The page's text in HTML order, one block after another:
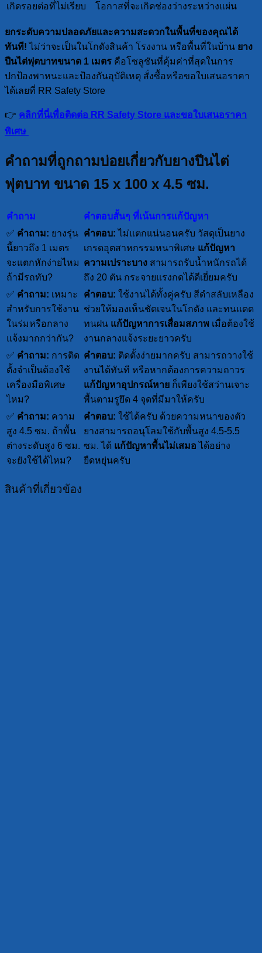
เกิดรอยต่อที่ไม่เรียบ
โอกาสที่จะเกิดช่องว่างระหว่างแผ่น
ยกระดับความปลอดภัยและความสะดวกในพื้นที่ของคุณได้
ทันที! ไม่ว่าจะเป็นในโกดังสินค้า โรงงาน หรือพื้นที่ในบ้าน ยาง
ปีนไต่ฟุตบาทขนาด 1 เมตร คือโซลูชันที่คุ้มค่าที่สุดในการ
ปกป้องพาหนะและป้องกันอุบัติเหตุ สั่งซื้อหรือขอใบเสนอราคา
ได้เลยที่ RR Safety Store
👉 คลิกที่นี่เพื่อติดต่อ RR Safety Store และขอใบเสนอราคา
พิเศษ
คำถามที่ถูกถามบ่อยเกี่ยวกับยางปีนไต่
ฟุตบาท ขนาด 15 x 100 x 4.5 ซม.
คำถาม
คำตอบสั้นๆ ที่เน้นการแก้ปัญหา
✅ คำถาม: ยางรุ่น
นี้ยาวถึง 1 เมตร
จะแตกหักง่ายไหม
ถ้ามีรถทับ?
คำตอบ: ไม่แตกแน่นอนครับ วัสดุเป็นยาง
เกรดอุตสาหกรรมหนาพิเศษ แก้ปัญหา
ความเปราะบาง สามารถรับน้ำหนักรถได้
ถึง 20 ตัน กระจายแรงกดได้ดีเยี่ยมครับ
✅ คำถาม: เหมาะ
สำหรับการใช้งาน
ในร่มหรือกลาง
แจ้งมากกว่ากัน?
คำตอบ: ใช้งานได้ทั้งคู่ครับ สีดำสลับเหลือง
ช่วยให้มองเห็นชัดเจนในโกดัง และทนแดด
ทนฝน แก้ปัญหาการเสื่อมสภาพ เมื่อต้องใช้
งานกลางแจ้งระยะยาวครับ
✅ คำถาม: การติด
ตั้งจำเป็นต้องใช้
เครื่องมือพิเศษ
ไหม?
คำตอบ: ติดตั้งง่ายมากครับ สามารถวางใช้
งานได้ทันที หรือหากต้องการความถาวร
แก้ปัญหาอุปกรณ์หาย ก็เพียงใช้สว่านเจาะ
พื้นตามรูยึด 4 จุดที่มีมาให้ครับ
✅ คำถาม: ความ
สูง 4.5 ซม. ถ้าพื้น
ต่างระดับสูง 6 ซม.
จะยังใช้ได้ไหม?
คำตอบ: ใช้ได้ครับ ด้วยความหนาของตัว
ยางสามารถอนุโลมใช้กับพื้นสูง 4.5-5.5
ซม. ได้ แก้ปัญหาพื้นไม่เสมอ ได้อย่าง
ยืดหยุ่นครับ
สินค้าที่เกี่ยวข้อง